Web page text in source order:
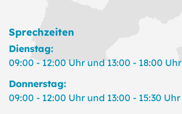
Sprechzeiten
Dienstag:
09:00 - 12:00 Uhr und 13:00 - 18:00 Uhr
Donnerstag:
09:00 - 12:00 Uhr und 13:00 - 15:30 Uhr